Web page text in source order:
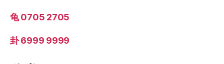
龟 0705 2705
卦 6999 9999